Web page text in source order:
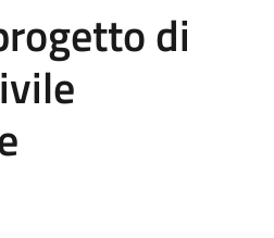
di